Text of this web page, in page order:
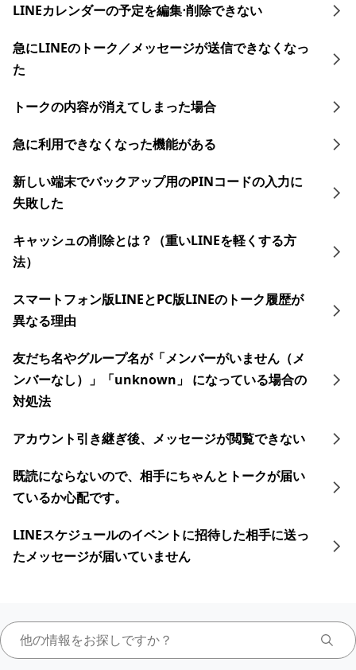
LINEカレンダーの予定を編集⋅削除できない
急にLINEのトーク／メッセージが送信できなくなっ
た
トークの内容が消えてしまった場合
急に利用できなくなった機能がある
新しい端末でバックアップ用のPINコードの入力に
失敗した
キャッシュの削除とは？（重いLINEを軽くする方
法）
スマートフォン版LINEとPC版LINEのトーク履歴が
異なる理由
友だち名やグループ名が「メンバーがいません（メ
ンバーなし）」「unknown」 になっている場合の
対処法
アカウント引き継ぎ後、メッセージが閲覧できない
既読にならないので、相手にちゃんとトークが届い
ているか心配です。
LINEスケジュールのイベントに招待した相手に送っ
たメッセージが届いていません